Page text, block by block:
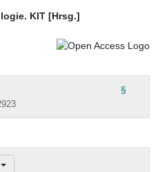
KIT [Hrsg.]
§